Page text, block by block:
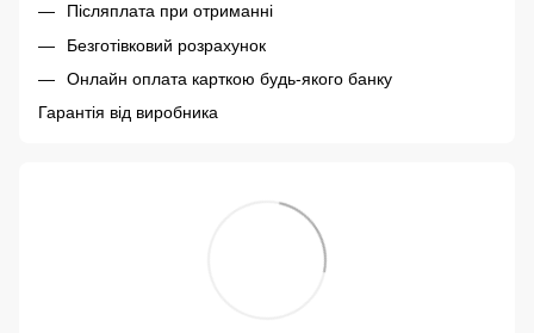
Післяплата при отриманні
Безготівковий розрахунок
Онлайн оплата карткою будь-якого банку
Гарантія від виробника